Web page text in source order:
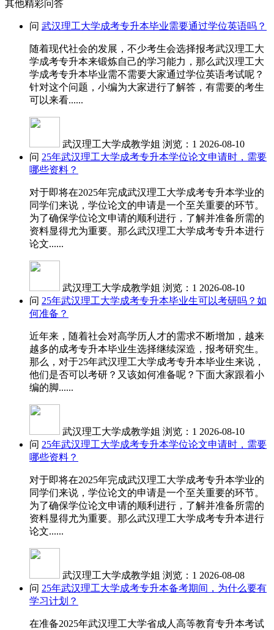
其他精彩问答
问 武汉理工大学成考专升本毕业需要通过学位英语吗？
随着现代社会的发展，不少考生会选择报考武汉理工大
学成考专升本来锻炼自己的学习能力，那么武汉理工大
学成考专升本毕业需不需要大家通过学位英语考试呢？
针对这个问题，小编为大家进行了解答，有需要的考生
可以来看......
武汉理工大学成教学姐 浏览：1 2026-08-10
问 25年武汉理工大学成考专升本学位论文申请时，需要
哪些资料？
对于即将在2025年完成武汉理工大学成考专升本学业的
同学们来说，学位论文的申请是一个至关重要的环节。
为了确保学位论文申请的顺利进行，了解并准备所需的
资料显得尤为重要。那么武汉理工大学成考专升本进行
论文......
武汉理工大学成教学姐 浏览：1 2026-08-10
问 25年武汉理工大学成考专升本毕业生可以考研吗？如
何准备？
近年来，随着社会对高学历人才的需求不断增加，越来
越多的成考专升本毕业生选择继续深造，报考研究生。
那么，对于25年武汉理工大学成考专升本毕业生来说，
他们是否可以考研？又该如何准备呢？下面大家跟着小
编的脚......
武汉理工大学成教学姐 浏览：1 2026-08-10
问 25年武汉理工大学成考专升本学位论文申请时，需要
哪些资料？
对于即将在2025年完成武汉理工大学成考专升本学业的
同学们来说，学位论文的申请是一个至关重要的环节。
为了确保学位论文申请的顺利进行，了解并准备所需的
资料显得尤为重要。那么武汉理工大学成考专升本进行
论文......
武汉理工大学成教学姐 浏览：1 2026-08-08
问 25年武汉理工大学成考专升本备考期间，为什么要有
学习计划？
在准备2025年武汉理工大学省成人高等教育专升本考试